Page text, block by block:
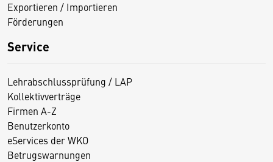
Exportieren / Importieren
Förderungen
Service
Lehrabschlussprüfung / LAP
Kollektivverträge
Firmen A-Z
Benutzerkonto
eServices der WKO
Betrugswarnungen